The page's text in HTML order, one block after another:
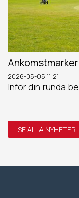
2026-05-05 11:21
Inför din runda
SE ALLA NYHETER